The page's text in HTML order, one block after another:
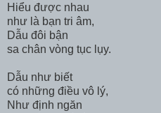
Hiểu được nhau
như là bạn tri âm,
Dẫu đôi bận
sa chân vòng tục lụy.
Dẫu như biết
có những điều vô lý,
Như định ngăn